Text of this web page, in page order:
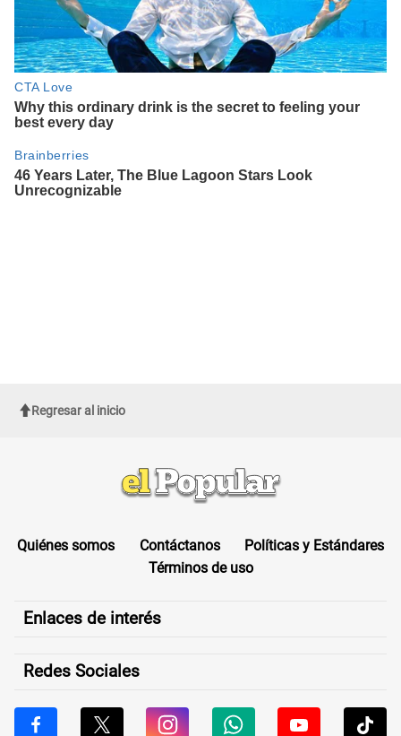
Regresar al inicio
Quiénes somos Contáctanos
Políticas y Estándares
Términos de uso
Enlaces de interés
Redes Sociales